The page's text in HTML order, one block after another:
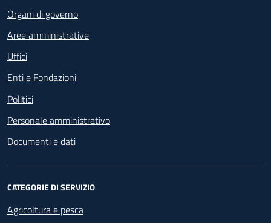
Organi di governo
Aree amministrative
Uffici
Enti e Fondazioni
Politici
Personale amministrativo
Documenti e dati
CATEGORIE DI SERVIZIO
Agricoltura e pesca